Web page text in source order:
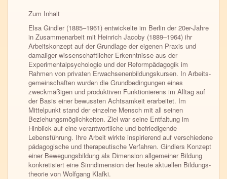
Zum Inhalt
Elsa Gindler (1885–1961) entwickelte im Berlin der 20er-Jahre
in Zusammenarbeit mit Heinrich Jacoby (1889–1964) ihr
Arbeitskonzept auf der Grundlage der eigenen Praxis und
damaliger wissenschaftlicher Erkenntnisse aus der
Experimentalpsychologie und der Reformpädagogik im
Rahmen von privaten Erwachsenenbildungskursen. In Arbeits­
gemein­schaften wurden die Grundbedingungen eines
zweckmäßigen und produktiven Funktionierens im Alltag auf
der Basis einer bewussten Achtsamkeit erarbeitet. Im
Mittelpunkt stand der einzelne Mensch mit all seinen
Beziehungsmöglichkeiten. Ziel war seine Entfaltung im
Hinblick auf eine verantwortliche und befriedigende
Lebensführung. Ihre Arbeit wirkte inspirierend auf verschiedene
pädagogische und therapeutische Verfahren. Gindlers Konzept
einer Bewegungsbildung als Dimension allgemeiner Bildung
konkretisiert eine Sinndimension der heute aktuellen Bildungs­
theorie von Wolfgang Klafki.